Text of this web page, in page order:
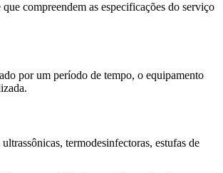
compreendem as especificações do serviço
por um período de tempo, o equipamento
termodesinfectoras, estufas de